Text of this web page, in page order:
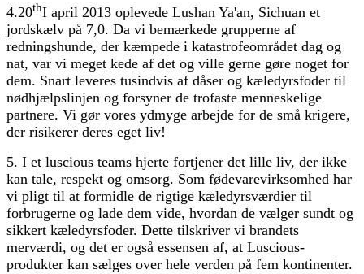
4.20thI april 2013 oplevede Lushan Ya'an, Sichuan et
jordskælv på 7,0. Da vi bemærkede grupperne af
redningshunde, der kæmpede i katastrofeområdet dag og
nat, var vi meget kede af det og ville gerne gøre noget for
dem. Snart leveres tusindvis af dåser og kæledyrsfoder til
nødhjælpslinjen og forsyner de trofaste menneskelige
partnere. Vi gør vores ydmyge arbejde for de små krigere,
der risikerer deres eget liv!
5. I et luscious teams hjerte fortjener det lille liv, der ikke
kan tale, respekt og omsorg. Som fødevarevirksomhed har
vi pligt til at formidle de rigtige kæledyrsværdier til
forbrugerne og lade dem vide, hvordan de vælger sundt og
sikkert kæledyrsfoder. Dette tilskriver vi brandets
merværdi, og det er også essensen af, at Luscious-
produkter kan sælges over hele verden på fem kontinenter.